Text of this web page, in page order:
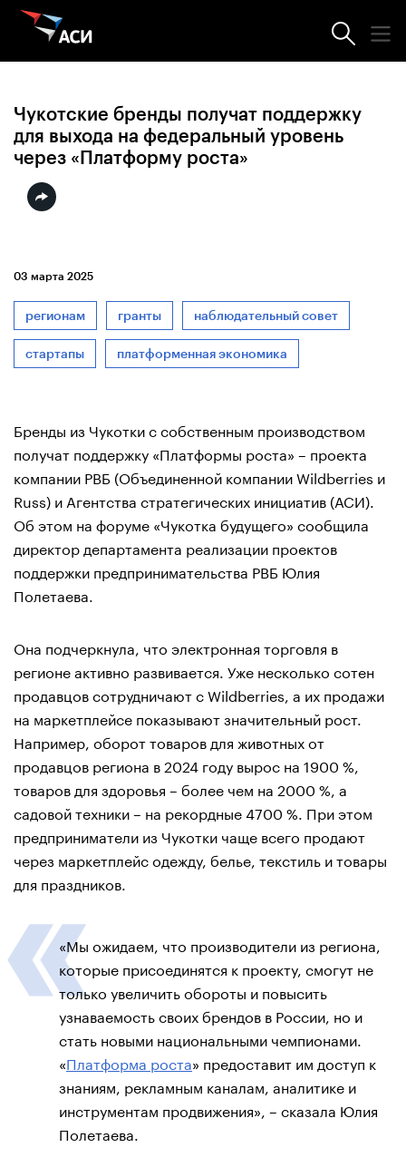
Новости АСИ
Чукотские бренды получат поддержку
для выхода на федеральный уровень
через «Платформу роста»
03 марта 2025
регионам гранты наблюдательный совет
стартапы платформенная экономика
Бренды из Чукотки с собственным производством
получат поддержку «Платформы роста» – проекта
компании РВБ (Объединенной компании Wildberries и
Russ) и Агентства стратегических инициатив (АСИ).
Об этом на форуме «Чукотка будущего» сообщила
директор департамента реализации проектов
поддержки предпринимательства РВБ Юлия
Полетаева.
Она подчеркнула, что электронная торговля в
регионе активно развивается. Уже несколько сотен
продавцов сотрудничают с Wildberries, а их продажи
на маркетплейсе показывают значительный рост.
Например, оборот товаров для животных от
продавцов региона в 2024 году вырос на 1900 %,
товаров для здоровья – более чем на 2000 %, а
садовой техники – на рекордные 4700 %. При этом
предприниматели из Чукотки чаще всего продают
через маркетплейс одежду, белье, текстиль и товары
для праздников.
«Мы ожидаем, что производители из региона,
которые присоединятся к проекту, смогут не
только увеличить обороты и повысить
узнаваемость своих брендов в России, но и
стать новыми национальными чемпионами.
«Платформа роста» предоставит им доступ к
знаниям, рекламным каналам, аналитике и
инструментам продвижения», – сказала Юлия
Полетаева.